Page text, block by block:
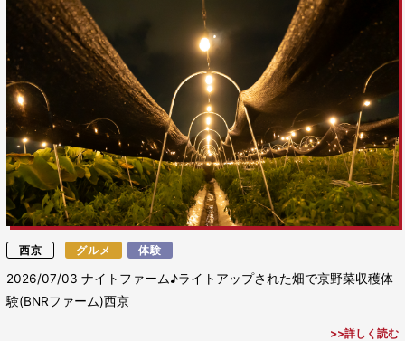
西京 グルメ 体験
2026/07/03ナイトファーム♪ライトアップされた畑で京野菜収穫体
験(BNRファーム)西京
詳しく読む